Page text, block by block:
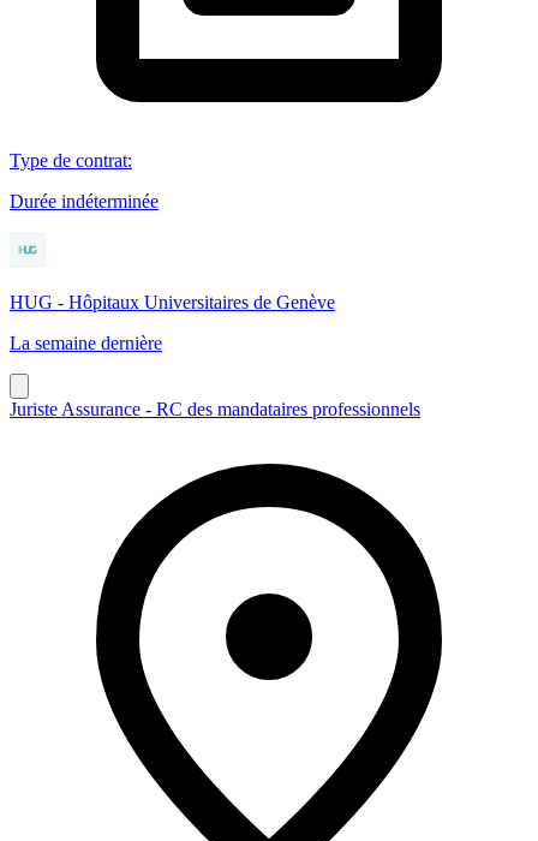
Type de contrat:
Durée indéterminée
HUG - Hôpitaux Universitaires de Genève
La semaine dernière
Juriste Assurance - RC des mandataires professionnels